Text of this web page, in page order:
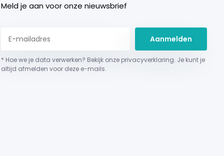
Meld je aan voor onze nieuwsbrief
Aanmelden
* Hoe we je data verwerken? Bekijk onze privacyverklaring. Je kunt je
altijd afmelden voor deze e-mails.